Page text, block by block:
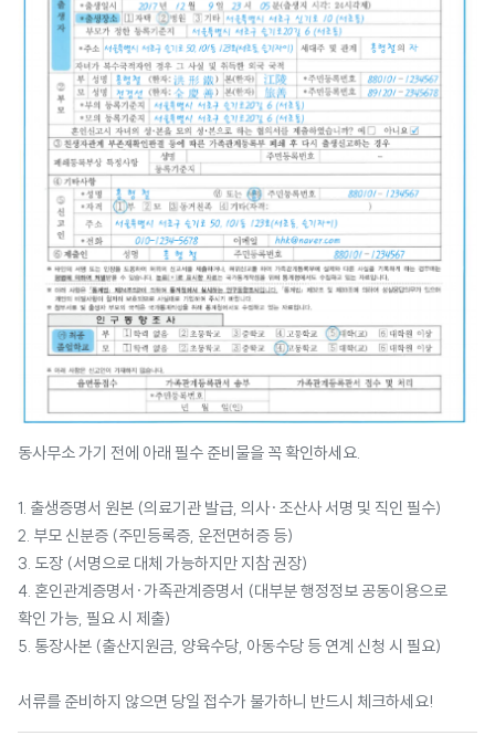
동사무소 가기 전에 아래 필수 준비물을 꼭 확인하세요.
1. 출생증명서 원본 (의료기관 발급, 의사·조산사 서명 및 직인 필수)
2. 부모 신분증 (주민등록증, 운전면허증 등)
3. 도장 (서명으로 대체 가능하지만 지참 권장)
4. 혼인관계증명서·가족관계증명서 (대부분 행정정보 공동이용으로
확인 가능, 필요 시 제출)
5. 통장사본 (출산지원금, 양육수당, 아동수당 등 연계 신청 시 필요)
서류를 준비하지 않으면 당일 접수가 불가하니 반드시 체크하세요!